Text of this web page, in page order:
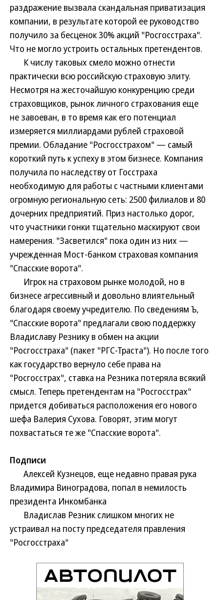
раздражение вызвала скандальная приватизация
компании, в результате которой ее руководство
получило за бесценок 30% акций "Росгосстраха".
Что не могло устроить остальных претендентов.
К числу таковых смело можно отнести
практически всю российскую страховую элиту.
Несмотря на жесточайшую конкуренцию среди
страховщиков, рынок личного страхования еще
не завоеван, в то время как его потенциал
измеряется миллиардами рублей страховой
премии. Обладание "Росгосстрахом" — самый
короткий путь к успеху в этом бизнесе. Компания
получила по наследству от Госстраха
необходимую для работы с частными клиентами
огромную региональную сеть: 2500 филиалов и 80
дочерних предприятий. Приз настолько дорог,
что участники гонки тщательно маскируют свои
намерения. "Засветился" пока один из них —
учрежденная Мост-банком страховая компания
"Спасские ворота".
Игрок на страховом рынке молодой, но в
бизнесе агрессивный и довольно влиятельный
благодаря своему учредителю. По сведениям Ъ,
"Спасские ворота" предлагали свою поддержку
Владиславу Резнику в обмен на акции
"Росгосстраха" (пакет "РГС-Траста"). Но после того
как государство вернуло себе права на
"Росгосстрах", ставка на Резника потеряла всякий
смысл. Теперь претендентам на "Росгосстрах"
придется добиваться расположения его нового
шефа Валерия Сухова. Говорят, этим могут
похвастаться те же "Спасские ворота".
Подписи
Алексей Кузнецов, еще недавно правая рука
Владимира Виноградова, попал в немилость
президента Инкомбанка
Владислав Резник слишком многих не
устраивал на посту председателя правления
"Росгосстраха"